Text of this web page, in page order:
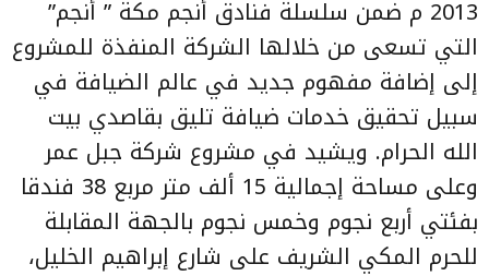
2013 م ضمن سلسلة فنادق أنجم مكة ” أنجم”
التي تسعى من خلالها الشركة المنفذة للمشروع
إلى إضافة مفهوم جديد في عالم الضيافة في
سبيل تحقيق خدمات ضيافة تليق بقاصدي بيت
الله الحرام. ويشيد في مشروع شركة جبل عمر
وعلى مساحة إجمالية 15 ألف متر مربع 38 فندقا
بفئتي أربع نجوم وخمس نجوم بالجهة المقابلة
للحرم المكي الشريف على شارع إبراهيم الخليل،